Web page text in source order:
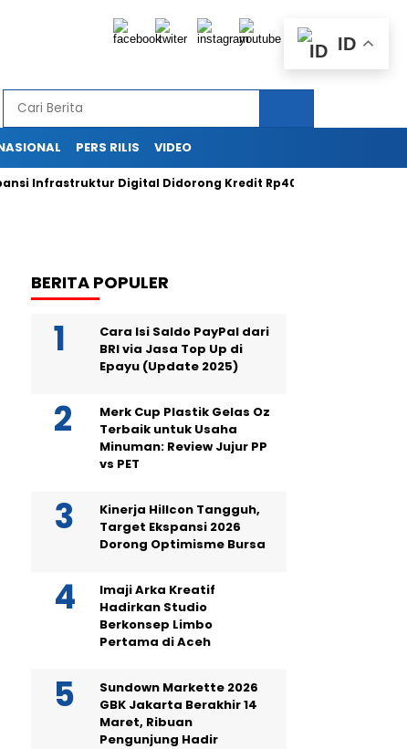
PERS RILIS VIDEO
Digital Didorong Kredit Rp400 Miliar TOWR dari ICBC
BERITA POPULER
Cara Isi Saldo PayPal dari
BRI via Jasa Top Up di
Epayu (Update 2025)
Merk Cup Plastik Gelas Oz
Terbaik untuk Usaha
Minuman: Review Jujur PP
vs PET
Kinerja Hillcon Tangguh,
Target Ekspansi 2026
Dorong Optimisme Bursa
Imaji Arka Kreatif
Hadirkan Studio
Berkonsep Limbo
Pertama di Aceh
Sundown Markette 2026
GBK Jakarta Berakhir 14
Maret, Ribuan
Pengunjung Hadir
ID